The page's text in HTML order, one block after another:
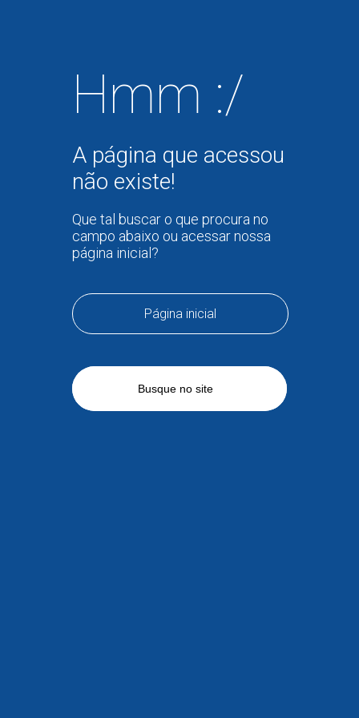
Hmm :/
A página que acessou
não existe!
Que tal buscar o que procura no
campo abaixo ou acessar nossa
página inicial?
Página inicial